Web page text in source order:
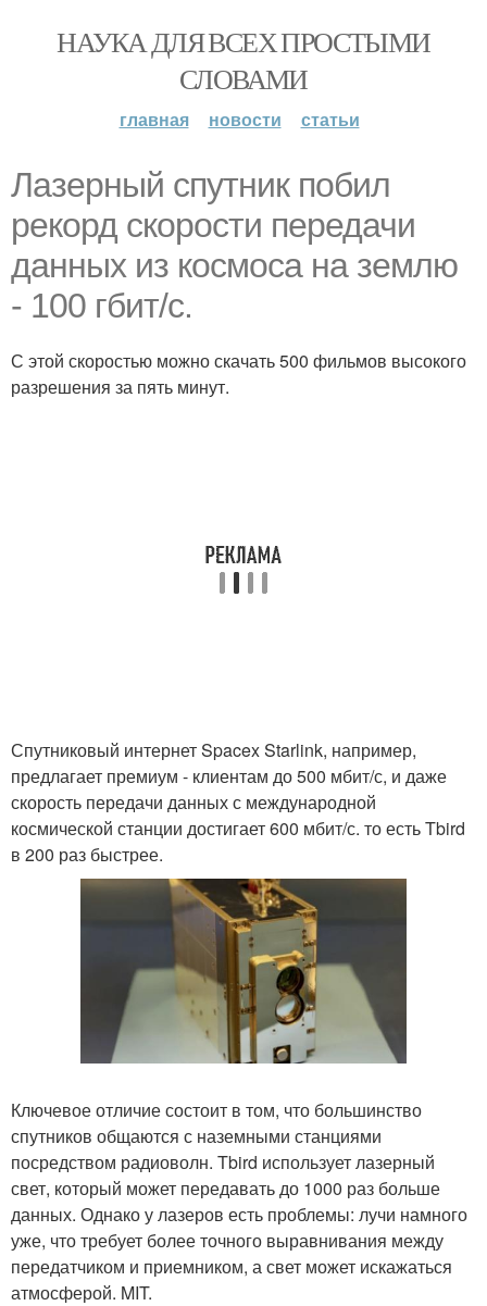
НАУКА ДЛЯ ВСЕХ ПРОСТЫМИ
СЛОВАМИ
главная новости статьи
Лазерный спутник побил
рекорд скорости передачи
данных из космоса на землю
- 100 гбит/с.
С этой скоростью можно скачать 500 фильмов высокого
разрешения за пять минут.
Спутниковый интернет Spacex Starlink, например,
предлагает премиум - клиентам до 500 мбит/с, и даже
скорость передачи данных с международной
космической станции достигает 600 мбит/с. то есть Tbird
в 200 раз быстрее.
Ключевое отличие состоит в том, что большинство
спутников общаются с наземными станциями
посредством радиоволн. Tbird использует лазерный
свет, который может передавать до 1000 раз больше
данных. Однако у лазеров есть проблемы: лучи намного
уже, что требует более точного выравнивания между
передатчиком и приемником, а свет может искажаться
атмосферой. MIT.